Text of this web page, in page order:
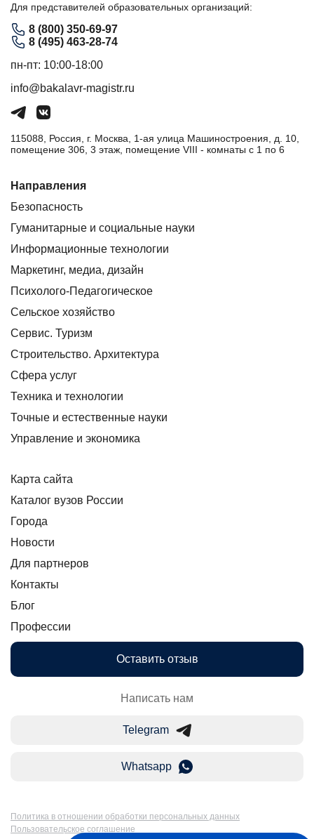
Для представителей образовательных организаций:
8 (800) 350-69-97
8 (495) 463-28-74
пн-пт: 10:00-18:00
info@bakalavr-magistr.ru
115088, Россия, г. Москва, 1-ая улица Машиностроения, д. 10,
помещение 306, 3 этаж, помещение VIII - комнаты с 1 по 6
Направления
Безопасность
Гуманитарные и социальные науки
Информационные технологии
Маркетинг, медиа, дизайн
Психолого-Педагогическое
Сельское хозяйство
Сервис. Туризм
Строительство. Архитектура
Сфера услуг
Техника и технологии
Точные и естественные науки
Управление и экономика
Карта сайта
Каталог вузов России
Города
Новости
Для партнеров
Контакты
Блог
Профессии
Оставить отзыв
Написать нам
Telegram
Whatsapp
Политика в отношении обработки персональных данных
Пользовательское соглашение